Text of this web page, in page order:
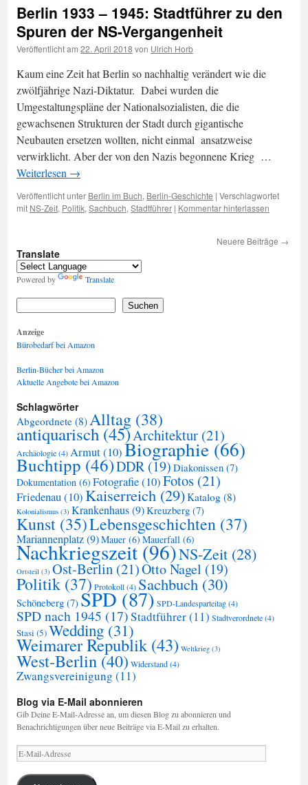
Berlin 1933 – 1945: Stadtführer zu den
Spuren der NS-Vergangenheit
Veröffentlicht am 22. April 2018 von Ulrich Horb
Kaum eine Zeit hat Berlin so nachhaltig verändert wie die
zwölfjährige Nazi-Diktatur. Dabei wurden die
Umgestaltungspläne der Nationalsozialisten, die die
gewachsenen Strukturen der Stadt durch gigantische
Neubauten ersetzen wollten, nicht einmal ansatzweise
verwirklicht. Aber der von den Nazis begonnene Krieg …
Weiterlesen →
Veröffentlicht unter Berlin im Buch, Berlin-Geschichte | Verschlagwortet
mit NS-Zeit, Politik, Sachbuch, Stadtführer | Kommentar hinterlassen
Neuere Beiträge →
Translate
Powered by Translate
Suchen
Anzeige
Bürobedarf bei Amazon
Berlin-Bücher bei Amazon
Aktuelle Angebote bei Amazon
Schlagwörter
Abgeordnete (8)Alltag (38)
antiquarisch (45)Architektur (21)
Archäologie(4)Armut(10)Biographie (66)
Buchtipp (46)DDR (19) Diakonissen (7)
Dokumentation (6) Fotografie(10)Fotos (21)
Friedenau(10)Kaiserreich(29)Katalog (8)
Kolonialismus (3) Krankenhaus(9)Kreuzberg (7)
Kunst (35)Lebensgeschichten (37)
Mariannenplatz(9)Mauer (6) Mauerfall (6)
Nachkriegszeit(96)NS-Zeit (28)
Ortsteil (3) Ost-Berlin (21)Otto Nagel (19)
Politik (37) Protokoll(4) Sachbuch (30)
Schöneberg (7) SPD (87) SPD-Landesparteitag(4)
SPD nach 1945 (17)Stadtführer(11) Stadtverordnete(4)
Stasi (5)Wedding (31)
Weimarer Republik(43) Weltkrieg (3)
West-Berlin (40) Widerstand(4)
Zwangsvereinigung (11)
Blog via E-Mail abonnieren
Gib Deine E-Mail-Adresse an, um diesen Blog zu abonnieren und
Benachrichtigungen über neue Beiträge via E-Mail zu erhalten.
E-
Mail-
Adresse